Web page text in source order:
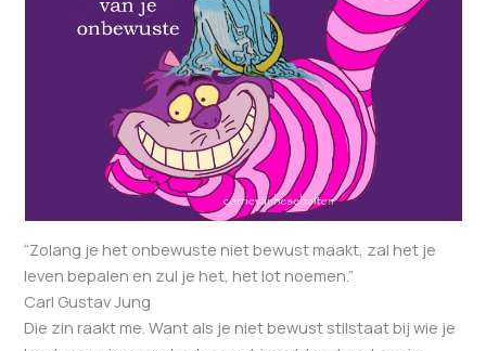
“Zolang je het onbewuste niet bewust maakt, zal het je
leven bepalen en zul je het, het lot noemen.”
Carl Gustav Jung
Die zin raakt me. Want als je niet bewust stilstaat bij wie je